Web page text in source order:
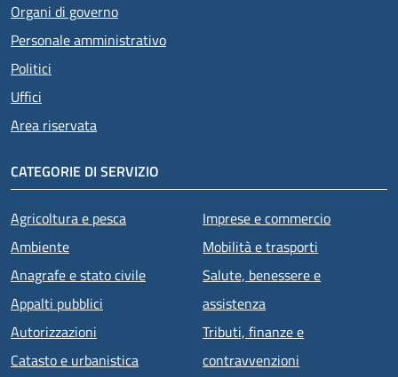
Organi di governo
Personale amministrativo
Politici
Uffici
Area riservata
CATEGORIE DI SERVIZIO
Agricoltura e pesca
Ambiente
Anagrafe e stato civile
Appalti pubblici
Autorizzazioni
Catasto e urbanistica
Imprese e commercio
Mobilità e trasporti
Salute, benessere e
assistenza
Tributi, finanze e
contravvenzioni